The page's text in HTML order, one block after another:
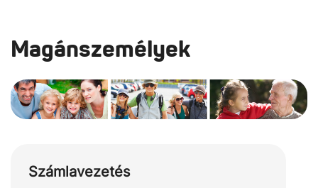
Magánszemélyek
Számlavezetés